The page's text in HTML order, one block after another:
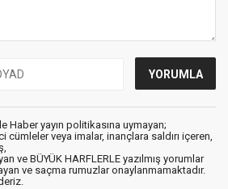
Haber yayın politikasına uymayan;
cümleler veya imalar, inançlara saldırı içeren,
ve BÜYÜK HARFLERLE yazılmış yorumlar
ve saçma rumuzlar onaylanmamaktadır.